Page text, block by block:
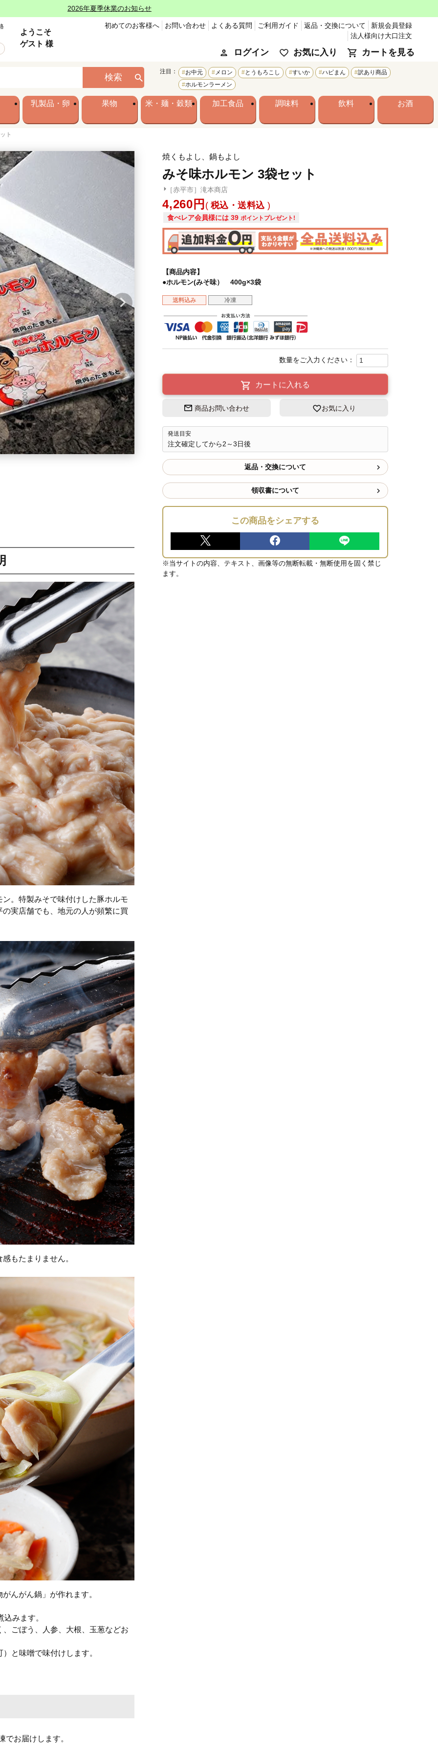
2026年夏季休業のお知らせ
ようこそ
ゲスト 様
初めてのお客様へ お問い合わせ よくある質問 ご利用ガイド 返品・交換について
新規会員登録
法人様向け大口注文
ログイン お気に入り カートを見る
検索
注目： お中元 メロン とうもろこし すいか ハピまん
訳あり商品
ホルモンラーメン
乳製品・卵 果物 米・麺・穀類 加工食品 調味料 飲料 お酒
ト
焼くもよし、鍋もよし
みそ味ホルモン 3袋セット
［赤平市］滝本商店
4,260 税込・送料込
食べレア会員様には 39 ポイントプレゼント!
【商品内容】
●ホルモン(みそ味） 400g×3袋
送料込み 冷凍
カートに入れる
商品お問い合わせ お気に入り
発送目安
注文確定してから2～3日後
返品・交換について
領収書について
この商品をシェアする
※当サイトの内容、テキスト、画像等の無断転載・無断使用を固く禁じ
ます。
。特製みそで味付けした豚ホルモ
実店舗でも、地元の人が頻繁に買
もたまりません。
がんがん鍋」が作れます。
込みます。
ごぼう、人参、大根、玉葱などお
）と味噌で味付けします。
でお届けします。